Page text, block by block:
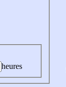
heures